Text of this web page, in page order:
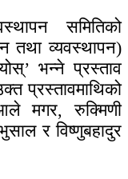
समितिको
तथा व्यवस्थापन)
भन्ने प्रस्ताव
प्रस्तावमाथिको
मगर, रुक्मिणी
र विष्णुबहादुर